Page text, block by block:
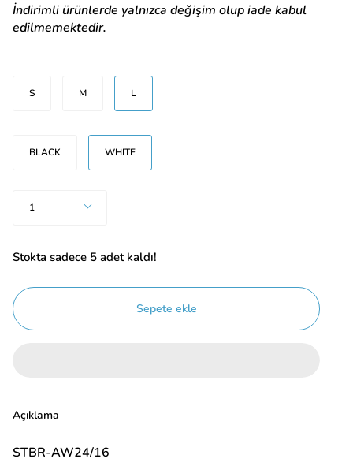
İndirimli ürünlerde yalnızca değişim olup iade kabul
edilmemektedir.
S
M L
BLACK
WHITE
1
Stokta sadece 5 adet kaldı!
Sepete ekle
Açıklama
STBR-AW24/16